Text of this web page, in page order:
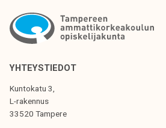
e
j
a
k
u
T
k
i
j
i
t
YHTEYSTIEDOT
Kuntokatu 3,
L-rakennus
33520 Tampere